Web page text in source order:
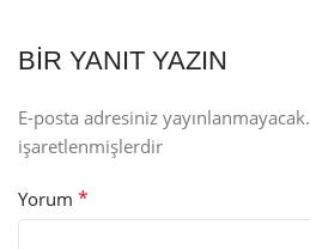
BIR YANIT YAZIN
E-posta adresiniz yayınlanmayacak.
işaretlenmişlerdir
Yorum *